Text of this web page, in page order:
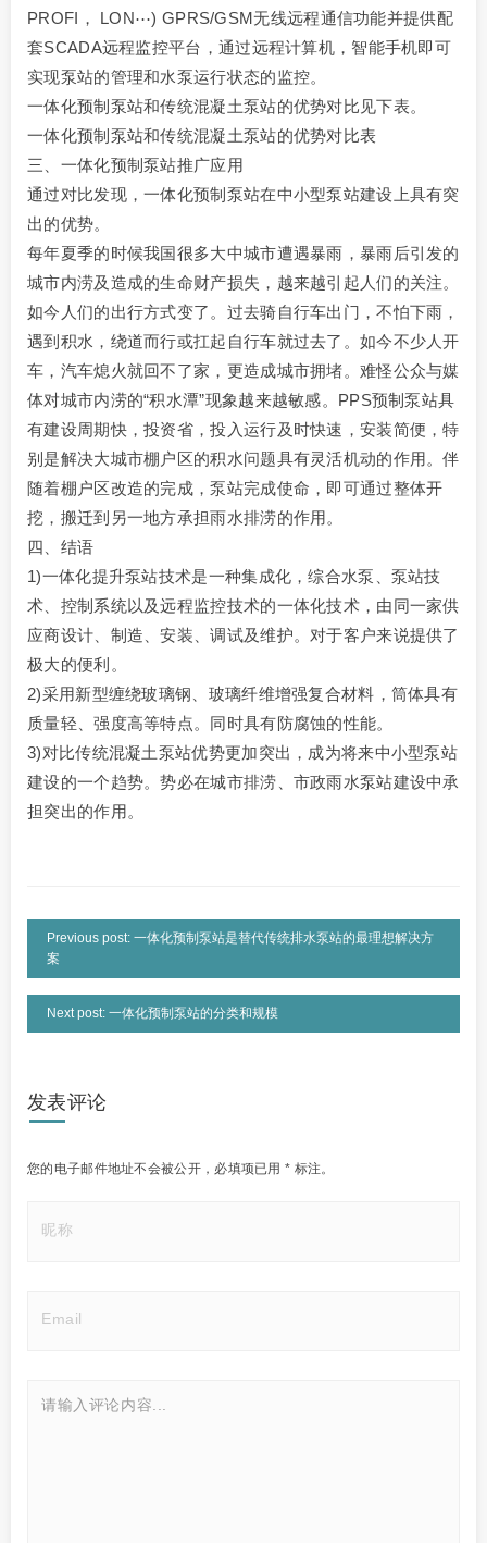
PROFI， LON⋯) GPRS/GSM无线远程通信功能并提供配
套SCADA远程监控平台，通过远程计算机，智能手机即可
实现泵站的管理和水泵运行状态的监控。
一体化预制泵站和传统混凝土泵站的优势对比见下表。
一体化预制泵站和传统混凝土泵站的优势对比表
三、一体化预制泵站推广应用
通过对比发现，一体化预制泵站在中小型泵站建设上具有突
出的优势。
每年夏季的时候我国很多大中城市遭遇暴雨，暴雨后引发的
城市内涝及造成的生命财产损失，越来越引起人们的关注。
如今人们的出行方式变了。过去骑自行车出门，不怕下雨，
遇到积水，绕道而行或扛起自行车就过去了。如今不少人开
车，汽车熄火就回不了家，更造成城市拥堵。难怪公众与媒
体对城市内涝的“积水潭”现象越来越敏感。PPS预制泵站具
有建设周期快，投资省，投入运行及时快速，安装简便，特
别是解决大城市棚户区的积水问题具有灵活机动的作用。伴
随着棚户区改造的完成，泵站完成使命，即可通过整体开
挖，搬迁到另一地方承担雨水排涝的作用。
四、结语
1)一体化提升泵站技术是一种集成化，综合水泵、泵站技
术、控制系统以及远程监控技术的一体化技术，由同一家供
应商设计、制造、安装、调试及维护。对于客户来说提供了
极大的便利。
2)采用新型缠绕玻璃钢、玻璃纤维增强复合材料，筒体具有
质量轻、强度高等特点。同时具有防腐蚀的性能。
3)对比传统混凝土泵站优势更加突出，成为将来中小型泵站
建设的一个趋势。势必在城市排涝、市政雨水泵站建设中承
担突出的作用。
Previous post: 一体化预制泵站是替代传统排水泵站的最理想解决方
案
Next post: 一体化预制泵站的分类和规模
发表评论
您的电子邮件地址不会被公开， 必填项已用* 标注。